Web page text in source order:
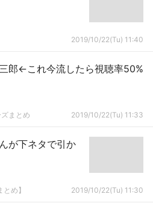
2019/10/22(Tu) 11:40
郎←これ今流したら視聴率50%
まとめ 2019/10/22(Tu) 11:33
が下ネタで引か
め】 2019/10/22(Tu) 11:30